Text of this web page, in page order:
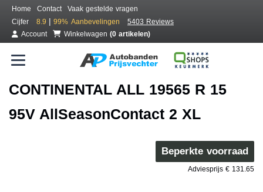
Home Contact
Vaak gestelde vragen
Cijfer
8.9 | 99% Aanbevelingen
5403 Reviews
Account
Winkelwagen (0 artikelen)
CONTINENTAL ALL 19565 R 15
95V AllSeasonContact 2 XL
Beperkte voorraad
Adviesprijs € 131.65